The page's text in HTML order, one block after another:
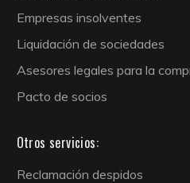
Empresas insolventes
Liquidación de sociedades
Asesores legales para la
Pacto de socios
Otros servicios:
Reclamación despidos